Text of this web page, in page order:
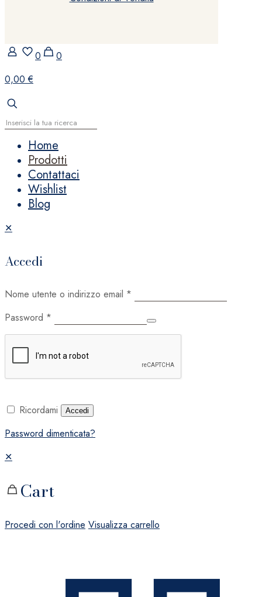
0
0
0,00 €
Home
Prodotti
Contattaci
Wishlist
Blog
✕
Accedi
Nome utente o indirizzo email *
Password *
Ricordami Accedi
Password dimenticata?
✕
Cart
Procedi con l'ordine Visualizza carrello